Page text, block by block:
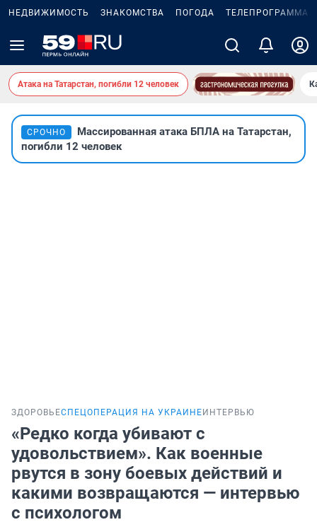
НЕДВИЖИМОСТЬ ЗНАКОМСТВА ПОГОДА ТЕЛЕПРОГРАММА
Атака на Татарстан, погибли 12 человек
СРОЧНО
Массированная атака БПЛА на Татарстан,
погибли 12 человек
ЗДОРОВЬЕСПЕЦОПЕРАЦИЯ НА УКРАИНЕ ИНТЕРВЬЮ
«Редко когда убивают с
удовольствием». Как военные
рвутся в зону боевых действий и
какими возвращаются — интервью
с психологом